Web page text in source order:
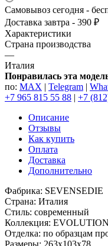
Самовывоз сегодня -
Доставка завтра - 390 ₽
Характеристики
Страна производства
—
Италия
Понравилась эта
по: MAX | Telegram |
+7 965 815 55 88 | +7
Описание
Отзывы
Как купить
Оплата
Доставка
Дополнительно
Фабрика: SEVENSEDIE
Страна: Италия
Стиль: современный
Коллекция: EVOLUTION
Отделка: по образцам
Размеры: 263x103x78